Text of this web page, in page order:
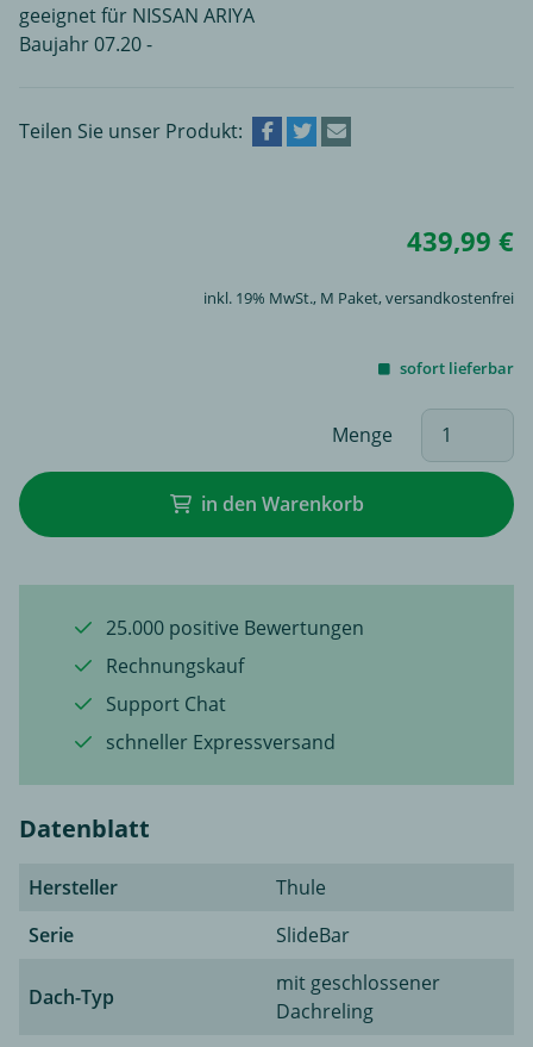
geeignet für NISSAN ARIYA
Baujahr 07.20 -
Teilen Sie unser Produkt:
439,99 €
inkl. 19% MwSt., M Paket, versandkostenfrei
sofort lieferbar
Menge
in den Warenkorb
25.000 positive Bewertungen
Rechnungskauf
Support Chat
schneller Expressversand
Datenblatt
Hersteller
Thule
Serie
SlideBar
Dach-Typ
mit geschlossener
Dachreling